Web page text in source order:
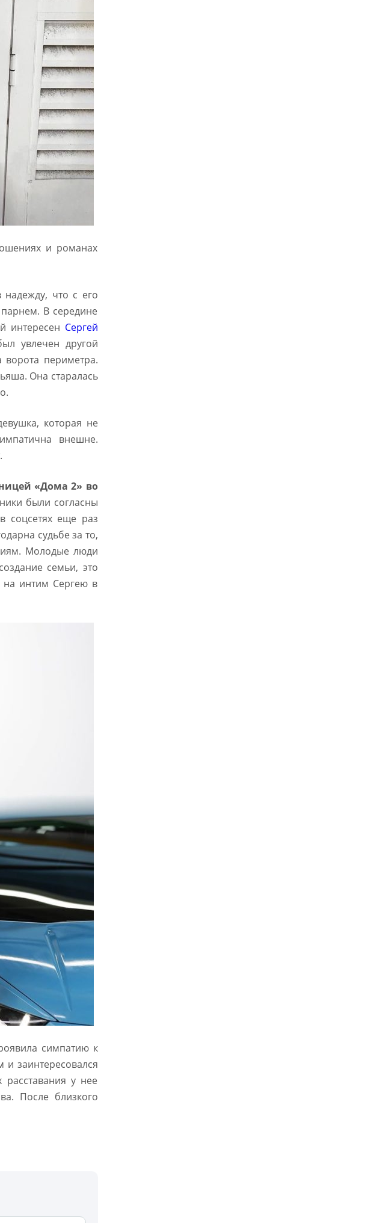
и романах
надежду, что с его
В середине
интересен Сергей
увлечен другой
периметра.
Она старалась
которая не
внешне.
«Дома 2» во
были согласны
соцсетях еще раз
судьбе за то,
Молодые люди
семьи, это
на интим Сергею в
симпатию к
заинтересовался
расставания у нее
После близкого